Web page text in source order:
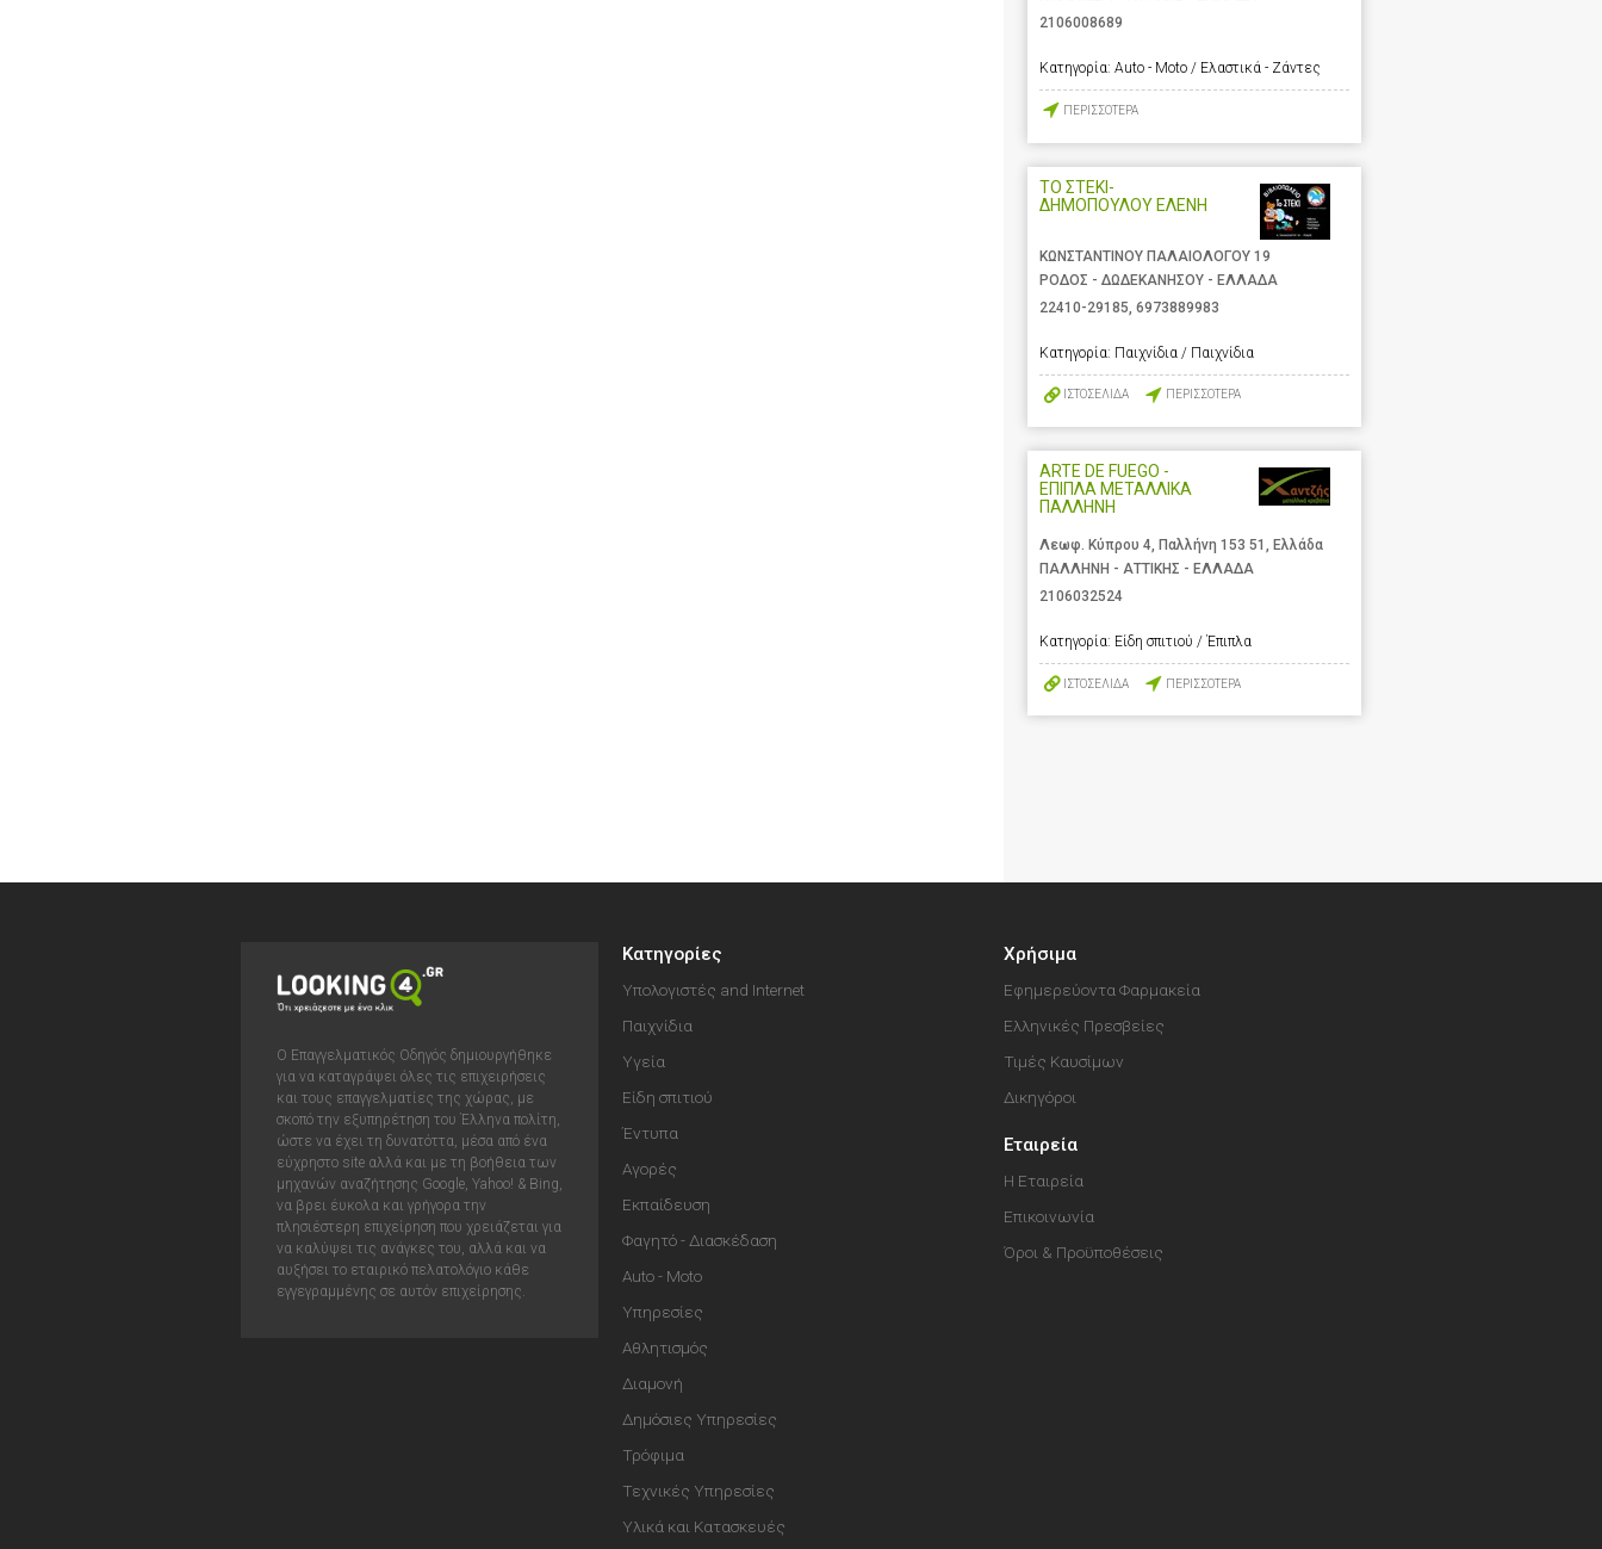
2106008689
Κατηγορία: Auto - Moto / Ελαστικά - Ζάντες
ΠΕΡΙΣΣΟΤΕΡΑ
ΤΟ ΣΤΕΚΙ-
ΔΗΜΟΠΟΥΛΟΥ ΕΛΕΝΗ
ΚΩΝΣΤΑΝΤΙΝΟΥ ΠΑΛΑΙΟΛΟΓΟΥ 19
ΡΟΔΟΣ - ΔΩΔΕΚΑΝΗΣΟΥ - ΕΛΛΑΔΑ
22410-29185 6973889983
Κατηγορία: Παιχνίδια / Παιχνίδια
ΙΣΤΟΣΕΛΙΔΑ ΠΕΡΙΣΣΟΤΕΡΑ
ARTE DE FUEGO -
ΕΠΙΠΛΑ ΜΕΤΑΛΛΙΚΑ
ΠΑΛΛΗΝΗ
Λεωφ. Κύπρου 4, Παλλήνη 153 51, Ελλάδα
ΠΑΛΛΗΝΗ - ΑΤΤΙΚΗΣ - ΕΛΛΑΔΑ
2106032524
Κατηγορία: Είδη σπιτιού / Έπιπλα
ΙΣΤΟΣΕΛΙΔΑ ΠΕΡΙΣΣΟΤΕΡΑ
Ο Επαγγελματικός Οδηγός δημιουργήθηκε
για να καταγράψει όλες τις επιχειρήσεις
και τους επαγγελματίες της χώρας, με
σκοπό την εξυπηρέτηση του Έλληνα πολίτη,
ώστε να έχει τη δυνατόττα, μέσα από ένα
εύχρηστο site αλλά και με τη βοήθεια των
μηχανών αναζήτησης Google, Yahoo! & Bing,
να βρει έυκολα και γρήγορα την
πλησιέστερη επιχείρηση που χρειάζεται για
να καλύψει τις ανάγκες του, αλλά και να
αυξήσει το εταιρικό πελατολόγιο κάθε
εγγεγραμμένης σε αυτόν επιχείρησης.
Κατηγορίες
Υπολογιστές and Internet
Παιχνίδια
Υγεία
Είδη σπιτιού
Έντυπα
Αγορές
Εκπαίδευση
Φαγητό - Διασκέδαση
Auto - Moto
Υπηρεσίες
Αθλητισμός
Διαμονή
Δημόσιες Υπηρεσίες
Τρόφιμα
Τεχνικές Υπηρεσίες
Υλικά και Κατασκευές
Χρήσιμα
Εφημερεύοντα Φαρμακεία
Ελληνικές Πρεσβείες
Τιμές Καυσίμων
Δικηγόροι
Εταιρεία
Η Εταιρεία
Επικοινωνία
Όροι & Προϋποθέσεις